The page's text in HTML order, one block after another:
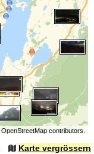
OpenStreetMapcontributors.
Karte vergrössern